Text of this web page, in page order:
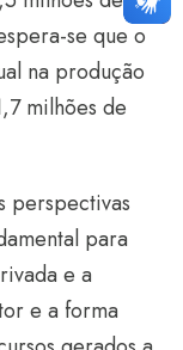
se que o
na produção
milhões de
perspectivas
para
e a
e a forma